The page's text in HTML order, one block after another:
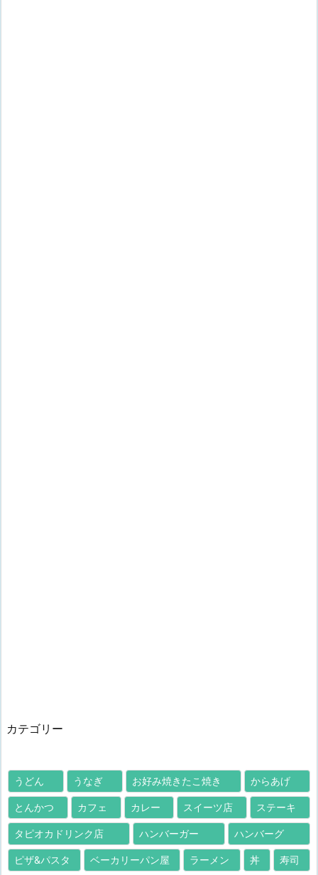
カテゴリー
うどん うなぎ お好み焼きたこ焼き からあげ
とんかつ カフェ カレー スイーツ店 ステーキ
タピオカドリンク店 ハンバーガー ハンバーグ
ピザ&パスタ ベーカリーパン屋 ラーメン 丼 寿司